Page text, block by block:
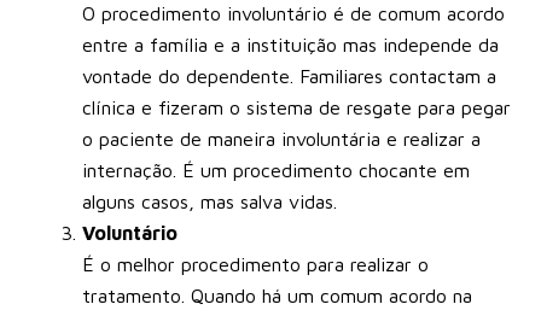
O procedimento involuntário é de comum acordo
entre a família e a instituição mas independe da
vontade do dependente. Familiares contactam a
clínica e fizeram o sistema de resgate para pegar
o paciente de maneira involuntária e realizar a
internação. É um procedimento chocante em
alguns casos, mas salva vidas.
Voluntário
É o melhor procedimento para realizar o
tratamento. Quando há um comum acordo na